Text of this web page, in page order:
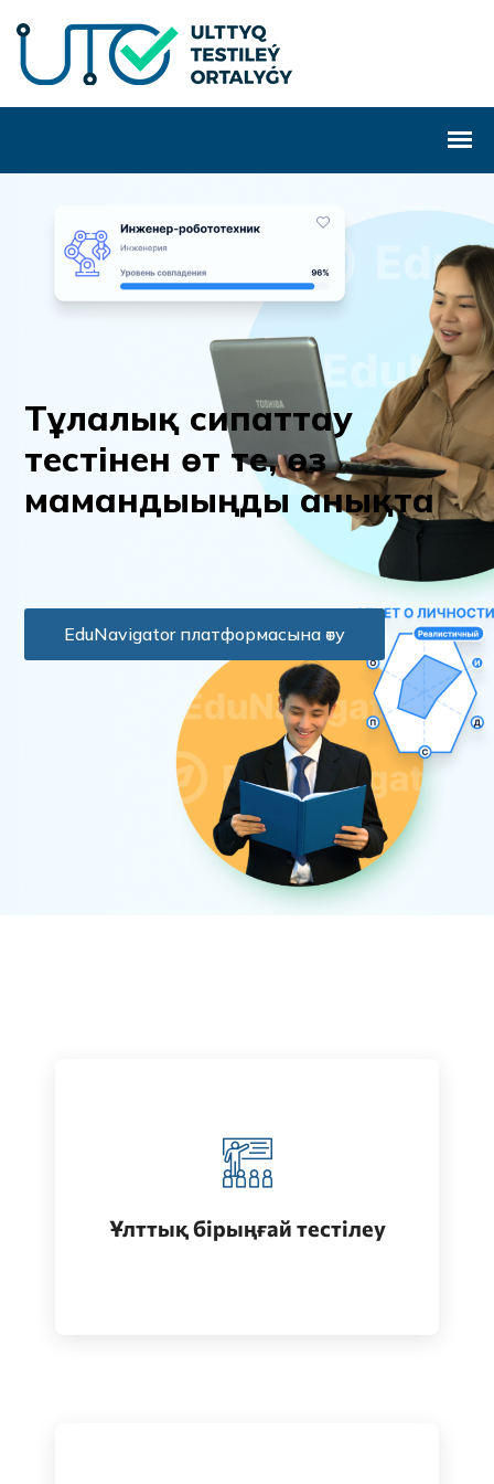
Тұлалық сипаттау
тестінен өт те, өз
мамандыыңды анықта
EduNavigator платформасына өту
Ұлттық бірыңғай тестілеу
Қазақстанда жоғары білім алу
(бакалавриат)
Өту